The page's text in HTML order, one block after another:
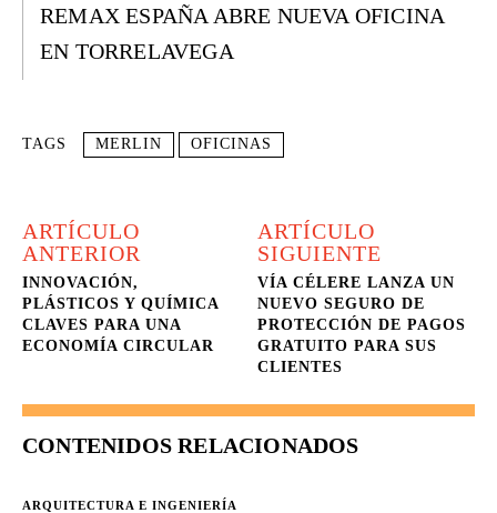
REMAX ESPAÑA ABRE NUEVA OFICINA
EN TORRELAVEGA
TAGS MERLIN OFICINAS
ARTÍCULO
ANTERIOR
INNOVACIÓN,
PLÁSTICOS Y QUÍMICA
CLAVES PARA UNA
ECONOMÍA CIRCULAR
ARTÍCULO
SIGUIENTE
VÍA CÉLERE LANZA UN
NUEVO SEGURO DE
PROTECCIÓN DE PAGOS
GRATUITO PARA SUS
CLIENTES
CONTENIDOS RELACIONADOS
ARQUITECTURA E INGENIERÍA